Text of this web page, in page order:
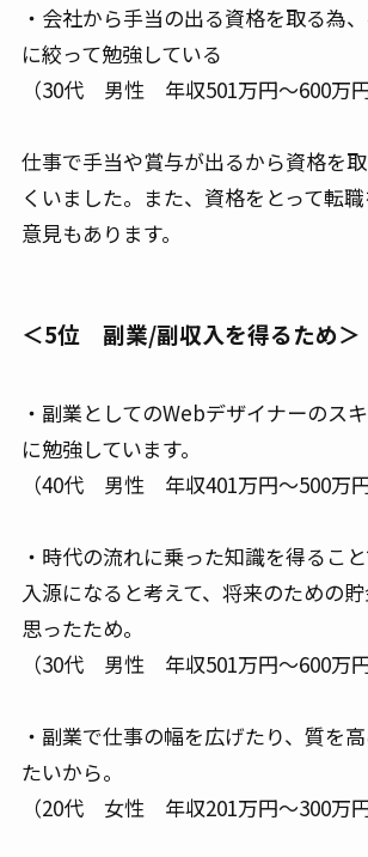
・会社から手当の出る資格を取る為
に絞って勉強している
（30代 男性 年収501万円～600万円
仕事で手当や賞与が出るから資格を
くいました。また、資格をとって転
意見もあります。
＜5位 副業/副収入を得るため＞
・副業としてのWebデザイナーのス
に勉強しています。
（40代 男性 年収401万円～500万円
・時代の流れに乗った知識を得るこ
入源になると考えて、将来のための
思ったため。
（30代 男性 年収501万円～600万円
・副業で仕事の幅を広げたり、質を
たいから。
（20代 女性 年収201万円～300万円